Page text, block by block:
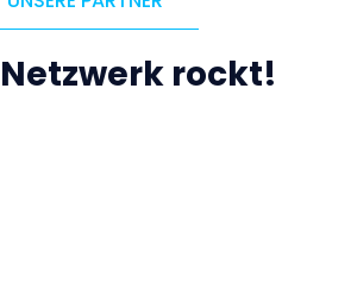
rockt!